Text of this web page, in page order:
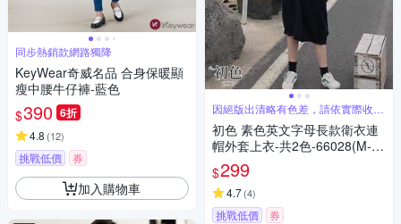
同步熱銷款網路獨降
KeyWear奇威名品 合身保暖顯
瘦中腰牛仔褲-藍色
$390 6折
4.8 (12)
挑戰低價 券
加入購物車
因絕版出清略有色差，請依實際收到
商品為主
初色 素色英文字母長款衛衣連
帽外套上衣-共2色-66028(M-X
L可選)
$299
4.7(4)
挑戰低價 券